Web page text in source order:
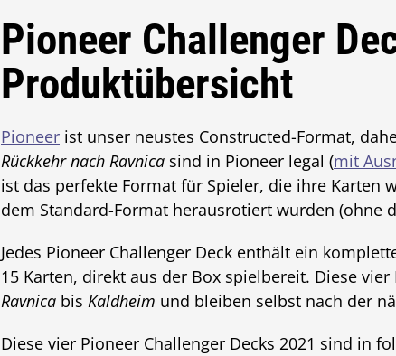
Pioneer Challenger
Produktübersicht
Pioneer ist unser neustes Constructed-Format,
Rückkehr nach Ravnica sind in Pioneer legal (mit
ist das perfekte Format für Spieler, die ihre Karten
dem Standard-Format herausrotiert wurden (ohne
Jedes Pioneer Challenger Deck enthält ein
15 Karten, direkt aus der Box spielbereit. Diese
Ravnica bis Kaldheim und bleiben selbst nach der
Diese vier Pioneer Challenger Decks 2021 sind in